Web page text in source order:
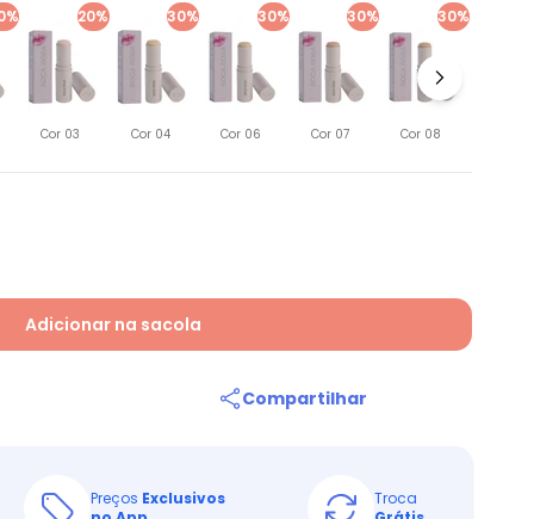
20%
Cor 03
30%
Cor 04
30%
Cor 06
30%
Cor 07
30%
Cor 08
Adicionar na sacola
Compartilhar
Preços Exclusivos
Troca